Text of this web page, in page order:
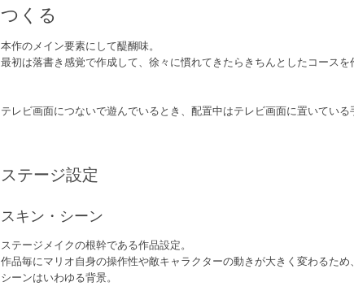
つくる
本作のメイン要素にして醍醐味。
最初は落書き感覚で作成して、徐々に慣れてきたらきちんとしたコースを
テレビ画面につないで遊んでいるとき、配置中はテレビ画面に置いている
ステージ設定
スキン・シーン
ステージメイクの根幹である作品設定。
作品毎にマリオ自身の操作性や敵キャラクターの動きが大きく変わるため
シーンはいわゆる背景。